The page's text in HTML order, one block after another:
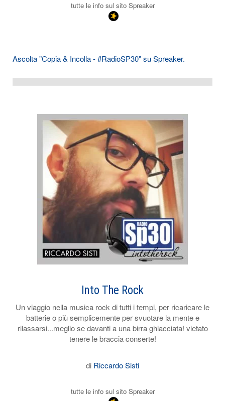
tutte le info sul sito Spreaker
Ascolta "Copia & Incolla - #RadioSP30" su Spreaker.
Into The Rock
Un viaggio nella musica rock di tutti i tempi, per ricaricare le
batterie o più semplicemente per svuotare la mente e
rilassarsi...meglio se davanti a una birra ghiacciata! vietato
tenere le braccia conserte!
di Riccardo Sisti
tutte le info sul sito Spreaker